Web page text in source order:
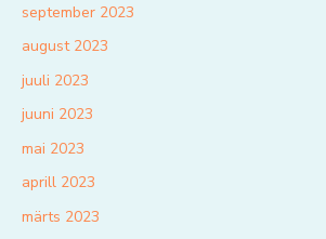
september 2023
august 2023
juuli 2023
juuni 2023
mai 2023
aprill 2023
märts 2023